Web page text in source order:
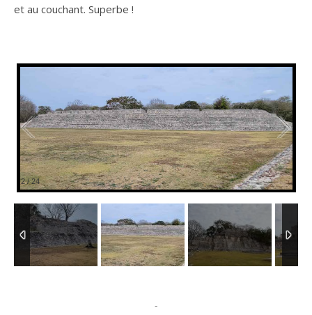
et au couchant. Superbe !
3/24
-